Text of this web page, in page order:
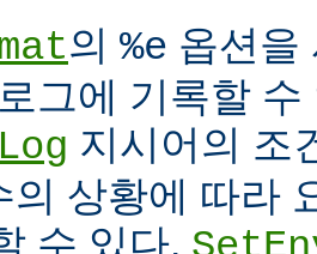
의 %e 옵션을
그에 기록할 수
지시어의 조
의 상황에 따라
수 있다.